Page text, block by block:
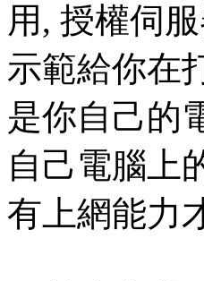
用, 授權伺
示範給你在
是你自己的
自己電腦上
有上網能力